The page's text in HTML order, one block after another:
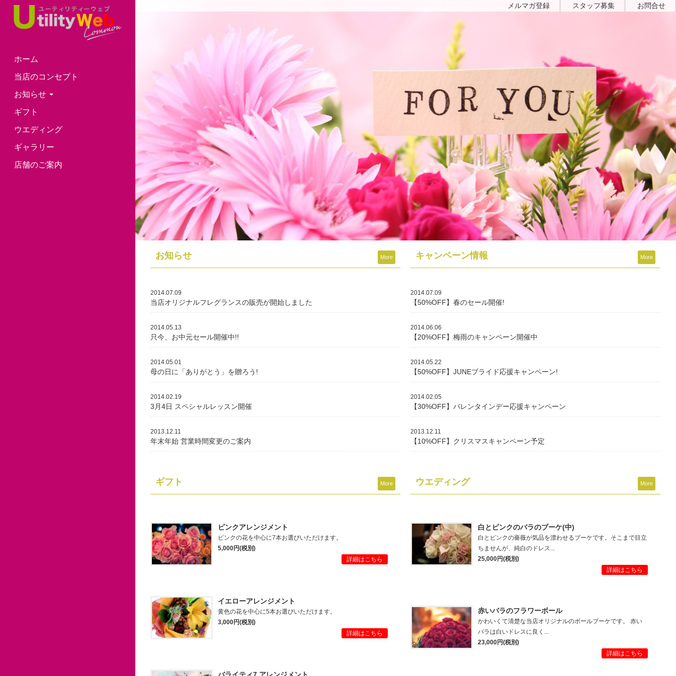
ホーム
当店のコンセプト
お知らせ
ギフト
ウエディング
ギャラリー
店舗のご案内
メルマガ登録 スタッフ募集 お問合せ
お知らせ More
2014.07.09
当店オリジナルフレグランスの販売が開始しました
2014.05.13
只今、お中元セール開催中!!
2014.05.01
母の日に「ありがとう」を贈ろう!
2014.02.19
3月4日 スペシャルレッスン開催
2013.12.11
年末年始 営業時間変更のご案内
キャンペーン情報 More
2014.07.09
【50%OFF】春のセール開催!
2014.06.06
【20%OFF】梅雨のキャンペーン開催中
2014.05.22
【50%OFF】JUNEブライド応援キャンペーン!
2014.02.05
【30%OFF】バレンタインデー応援キャンペーン
2013.12.11
【10%OFF】クリスマスキャンペーン予定
ギフト More
ピンクアレンジメント
ピンクの花を中心に7本お選びいただけます。
5,000円(税別)
詳細はこちら
イエローアレンジメント
黄色の花を中心に5本お選びいただけます。
3,000円(税別)
詳細はこちら
ウエディング More
白とピンクのバラのブーケ(中)
白とピンクの薔薇が気品を漂わせるブーケです。そこまで目立
ちませんが、純白のドレス...
25,000円(税別)
詳細はこちら
赤いバラのフラワーボール
かわいくて清楚な当店オリジナルのボールブーケです。 赤い
バラは白いドレスに良く...
23,000円(税別)
詳細はこちら